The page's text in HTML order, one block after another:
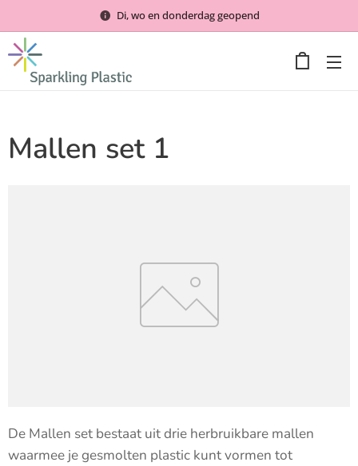
Di, wo en donderdag geopend
Mallen set 1
De Mallen set bestaat uit drie herbruikbare mallen
waarmee je gesmolten plastic kunt vormen tot